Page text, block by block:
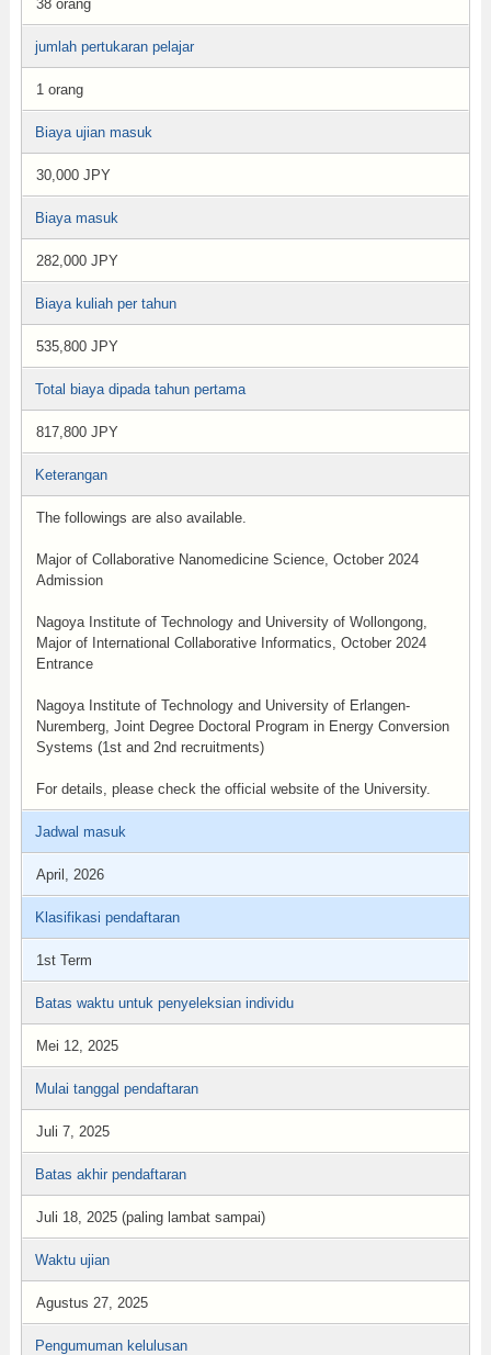
38 orang
jumlah pertukaran pelajar
1 orang
Biaya ujian masuk
30,000 JPY
Biaya masuk
282,000 JPY
Biaya kuliah per tahun
535,800 JPY
Total biaya dipada tahun pertama
817,800 JPY
Keterangan
The followings are also available.
Major of Collaborative Nanomedicine Science, October 2024
Admission
Nagoya Institute of Technology and University of Wollongong,
Major of International Collaborative Informatics, October 2024
Entrance
Nagoya Institute of Technology and University of Erlangen-
Nuremberg, Joint Degree Doctoral Program in Energy Conversion
Systems (1st and 2nd recruitments)
For details, please check the official website of the University.
Jadwal masuk
April, 2026
Klasifikasi pendaftaran
1st Term
Batas waktu untuk penyeleksian individu
Mei 12, 2025
Mulai tanggal pendaftaran
Juli 7, 2025
Batas akhir pendaftaran
Juli 18, 2025 (paling lambat sampai)
Waktu ujian
Agustus 27, 2025
Pengumuman kelulusan